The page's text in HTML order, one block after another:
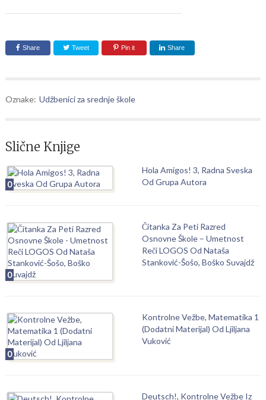
Share Tweet Pin it Share
Oznake: Udžbenici za srednje škole
Slične Knjige
0
Hola Amigos! 3, Radna Sveska
Od Grupa Autora
0
Čitanka Za Peti Razred
Osnovne Škole – Umetnost
Reči LOGOS Od Nataša
Stanković-Šošo, Boško Suvajdž
0
Kontrolne Vežbe, Matematika 1
(Dodatni Materijal) Od Ljiljana
Vuković
Deutsch!, Kontrolne Vežbe Iz